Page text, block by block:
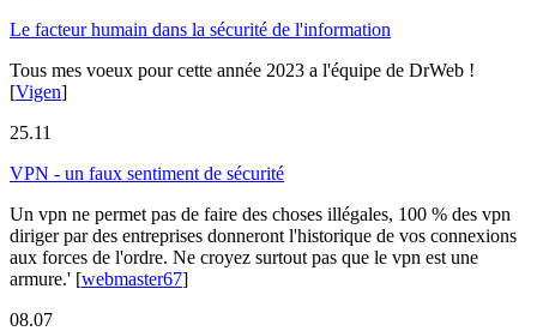
Le facteur humain dans la sécurité de l'information
Tous mes voeux pour cette année 2023 a l'équipe de DrWeb !
[Vigen]
25.11
VPN - un faux sentiment de sécurité
Un vpn ne permet pas de faire des choses illégales, 100 % des vpn
diriger par des entreprises donneront l'historique de vos connexions
aux forces de l'ordre. Ne croyez surtout pas que le vpn est une
armure.' [webmaster67]
08.07